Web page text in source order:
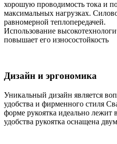
хорошую проводимость тока и
максимальных нагрузках.
равномерной теплопередачей.
Использование
повышает его износостойкость
Дизайн и эргономика
Уникальный дизайн является
удобства и фирменного стиля
форме рукоятка идеально
удобства рукоятка оснащена